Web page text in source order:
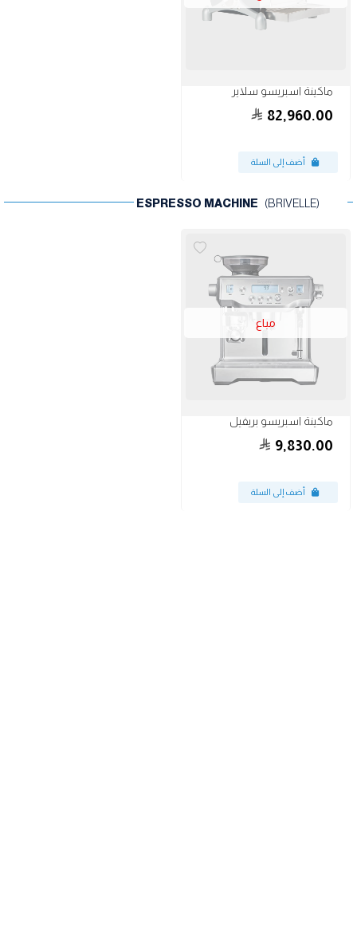
ماكينة اسبريسو سلاير
82,960.00
ESPRESSO MACHINE (BRIVELLE)
ماكينة اسبريسو بريفيل
9,830.00
مباع